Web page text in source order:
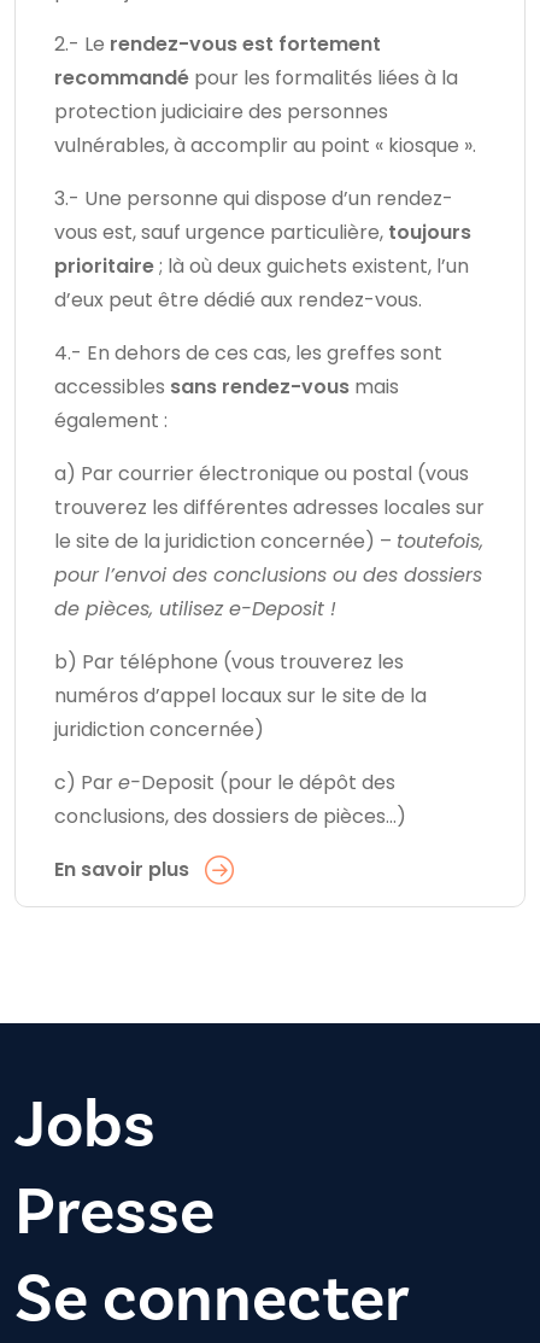
2.- Le rendez-vous est fortement
recommandé pour les formalités liées à la
protection judiciaire des personnes
vulnérables, à accomplir au point « kiosque ».
3.- Une personne qui dispose d’un rendez-
vous est, sauf urgence particulière, toujours
prioritaire; là où deux guichets existent, l’un
d’eux peut être dédié aux rendez-vous.
4.- En dehors de ces cas, les greffes sont
accessibles sans rendez-vous mais
également :
a) Par courrier électronique ou postal (vous
trouverez les différentes adresses locales sur
le site de la juridiction concernée) – toutefois,
pour l’envoi des conclusions ou des dossiers
de pièces, utilisez e-Deposit !
b) Par téléphone (vous trouverez les
numéros d’appel locaux sur le site de la
juridiction concernée)
c) Pare-Deposit (pour le dépôt des
conclusions, des dossiers de pièces…)
En savoir plus
Jobs
Presse
Se connecter